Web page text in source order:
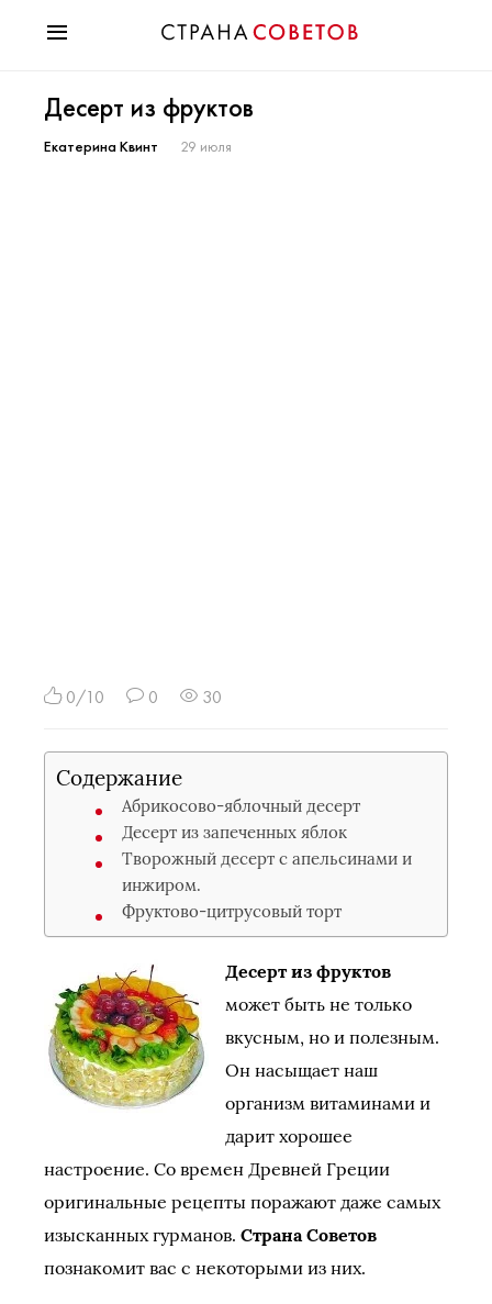
Мода
Звезды
Десерт из фруктов
Екатерина Квинт 29 июля
0/10 0 30
Содержание
Абрикосово-яблочный десерт
Десерт из запеченных яблок
Творожный десерт с апельсинами и
инжиром.
Фруктово-цитрусовый торт
Десерт из фруктов
может быть не только
вкусным, но и полезным.
Он насыщает наш
организм витаминами и
дарит хорошее
настроение. Со времен Древней Греции
оригинальные рецепты поражают даже самых
изысканных гурманов. Страна Советов
познакомит вас с некоторыми из них.